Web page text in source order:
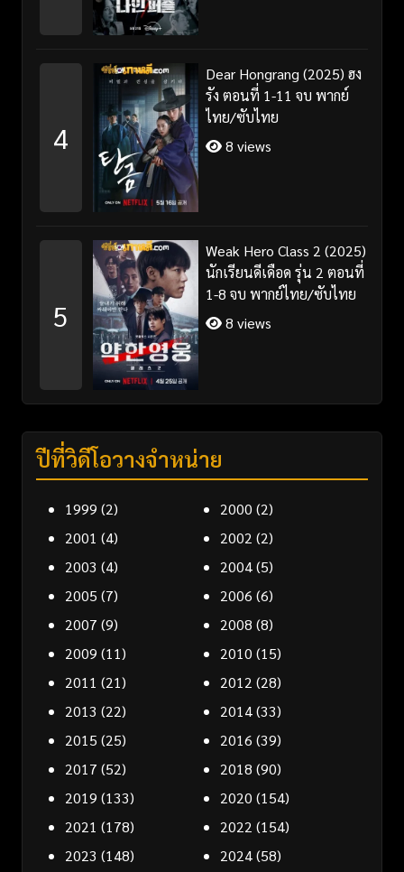
4
Dear Hongrang (2025) ฮง
รัง ตอนที่ 1-11 จบ พากย์
ไทย/ซับไทย
8 views
5
Weak Hero Class 2 (2025)
นักเรียนดีเดือด รุ่น 2 ตอนที่
1-8 จบ พากย์ไทย/ซับไทย
8 views
ปีที่วิดีโอวางจำหน่าย
1999 (2) 2000 (2)
2001 (4) 2002 (2)
2003 (4) 2004(5)
2005 (7) 2006 (6)
2007 (9) 2008 (8)
2009 (11) 2010 (15)
2011 (21) 2012 (28)
2013 (22) 2014(33)
2015 (25) 2016 (39)
2017 (52) 2018 (90)
2019 (133) 2020 (154)
2021 (178) 2022 (154)
2023 (148) 2024(58)